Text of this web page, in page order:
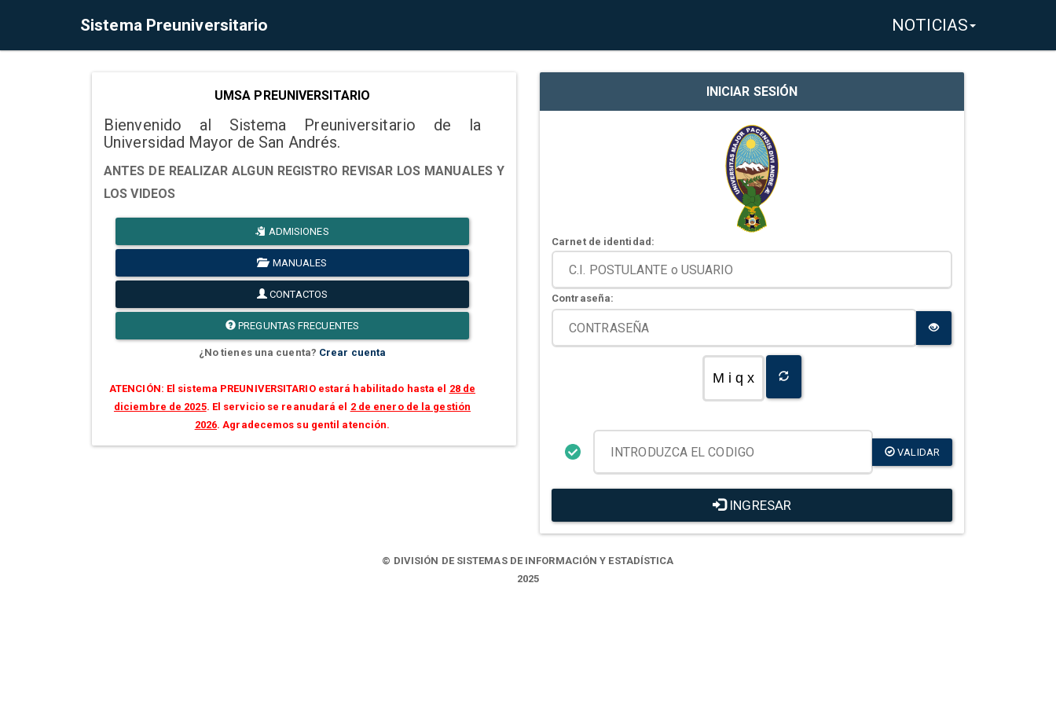
Sistema Preuniversitario NOTICIAS
UMSA PREUNIVERSITARIO
Bienvenido al Sistema Preuniversitario de la
Universidad Mayor de San Andrés.
ANTES DE REALIZAR ALGUN REGISTRO REVISAR LOS MANUALES Y
LOS VIDEOS
ADMISIONES
MANUALES
CONTACTOS
PREGUNTAS FRECUENTES
¿No tienes una cuenta? Crear cuenta
ATENCIÓN: El sistema PREUNIVERSITARIO estará habilitado hasta el 28 de
diciembre de 2025. El servicio se reanudará el 2 de enero de la gestión
2026. Agradecemos su gentil atención.
INICIAR SESIÓN
Carnet de identidad:
Contraseña:
M i q x
VALIDAR
INGRESAR
© DIVISIÓN DE SISTEMAS DE INFORMACIÓN Y ESTADÍSTICA
2025